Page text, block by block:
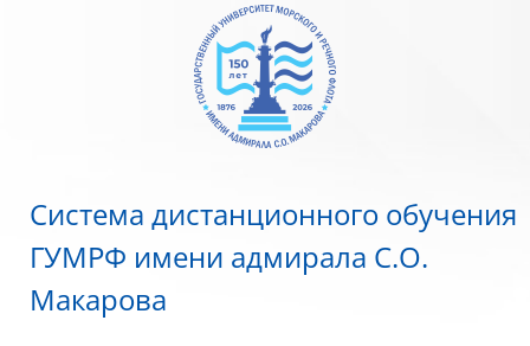
Перейти к основному содержанию
Система дистанционного обучения
ГУМРФ имени адмирала С.О.
Макарова